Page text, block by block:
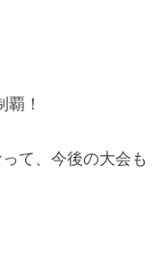
！
て、今後の大会も